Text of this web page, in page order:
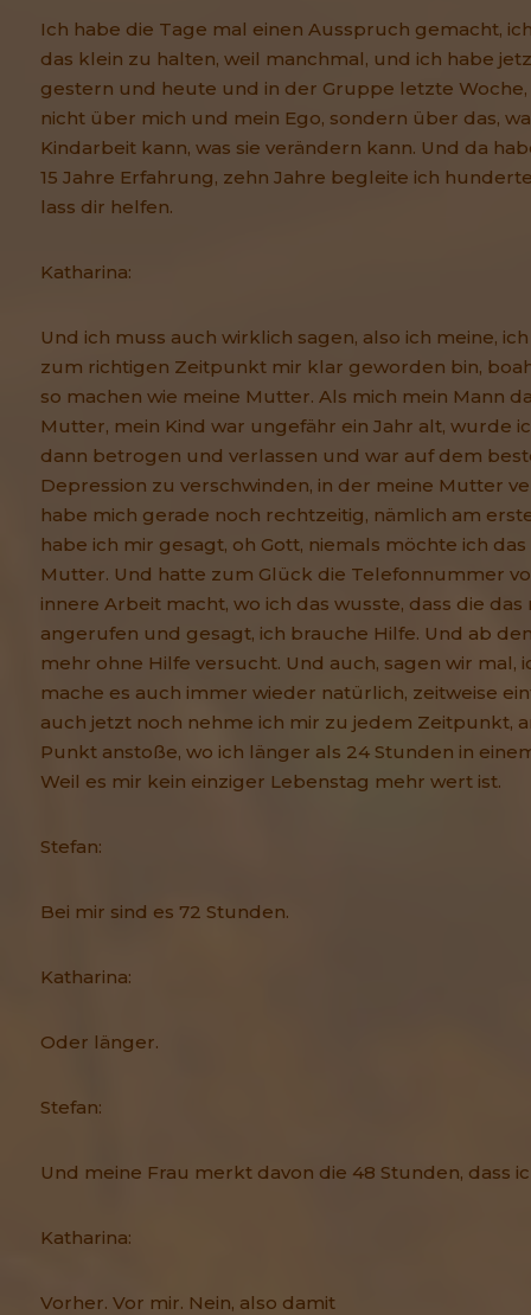
Ich habe die Tage mal einen Ausspruch gemacht,
das klein zu halten, weil manchmal, und ich habe
gestern und heute und in der Gruppe letzte Woche,
nicht über mich und mein Ego, sondern über das,
Kindarbeit kann, was sie verändern kann. Und da
15 Jahre Erfahrung, zehn Jahre begleite ich
lass dir helfen.
Katharina:
Und ich muss auch wirklich sagen, also ich meine,
zum richtigen Zeitpunkt mir klar geworden bin,
so machen wie meine Mutter. Als mich mein Mann
Mutter, mein Kind war ungefähr ein Jahr alt, wurde
dann betrogen und verlassen und war auf dem
Depression zu verschwinden, in der meine Mutter
habe mich gerade noch rechtzeitig, nämlich am
habe ich mir gesagt, oh Gott, niemals möchte ich
Mutter. Und hatte zum Glück die Telefonnummer
innere Arbeit macht, wo ich das wusste, dass die
angerufen und gesagt, ich brauche Hilfe. Und ab
mehr ohne Hilfe versucht. Und auch, sagen wir mal,
mache es auch immer wieder natürlich, zeitweise
auch jetzt noch nehme ich mir zu jedem Zeitpunkt,
Punkt anstoße, wo ich länger als 24 Stunden in
Weil es mir kein einziger Lebenstag mehr wert ist.
Stefan:
Bei mir sind es 72 Stunden.
Katharina:
Oder länger.
Stefan:
Und meine Frau merkt davon die 48 Stunden, dass
Katharina:
Vorher. Vor mir. Nein, also damit